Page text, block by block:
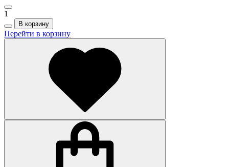
1
В корзину
Перейти в корзину